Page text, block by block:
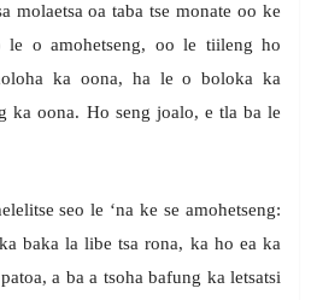
molaetsa oa taba tse monate oo ke
le o amohetseng, oo le tiileng ho
ka oona, ha le o boloka ka
ka oona. Ho seng joalo, e tla ba le
seo le ‘na ke se amohetseng:
baka la libe tsa rona, ka ho ea ka
a ba a tsoha bafung ka letsatsi